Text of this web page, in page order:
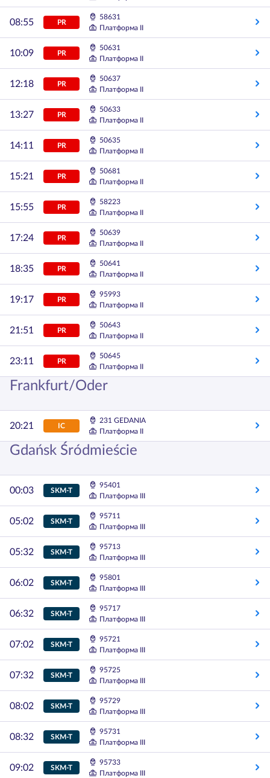
08:55 PR
58631
Платформа II
10:09 PR
50631
Платформа II
12:18 PR
50637
Платформа II
13:27 PR
50633
Платформа II
14:11 PR
50635
Платформа II
15:21 PR
50681
Платформа II
15:55 PR
58223
Платформа II
17:24 PR
50639
Платформа II
18:35 PR
50641
Платформа II
19:17 PR
95993
Платформа II
21:51 PR
50643
Платформа II
23:11 PR
50645
Платформа II
Frankfurt/Oder
20:21 IC
231 GEDANIA
Платформа II
Gdańsk Śródmieście
00:03 SKM-T
95401
Платформа III
05:02 SKM-T
95711
Платформа III
05:32 SKM-T
95713
Платформа III
06:02 SKM-T
95801
Платформа III
06:32 SKM-T
95717
Платформа III
07:02 SKM-T
95721
Платформа III
07:32 SKM-T
95725
Платформа III
08:02 SKM-T
95729
Платформа III
08:32 SKM-T
95731
Платформа III
09:02 SKM-T
95733
Платформа III